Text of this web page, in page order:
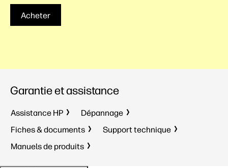
Acheter
Garantie et assistance
Assistance HP
Dépannage
Fiches & documents
Support technique
Manuels de produits